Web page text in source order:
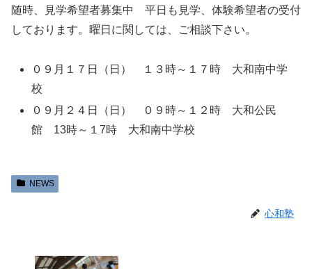
随時、見学希望者募集中 平日も見学、体験希望者の受付
しております。曜日に関しては、ご相談下さい。
０９月１７日（日） １３時～１７時 大和南中学
校
０９月２４日（日） ０９時～１２時 大和公民
館 13時～１7時 大和南中学校
NEWS
心和塾